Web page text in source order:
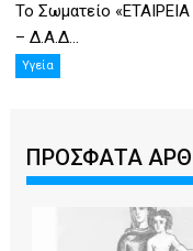
Το Σωματείο
– Δ.Α.Δ...
Υγεία
ΠΡΟΣΦΑΤΑ